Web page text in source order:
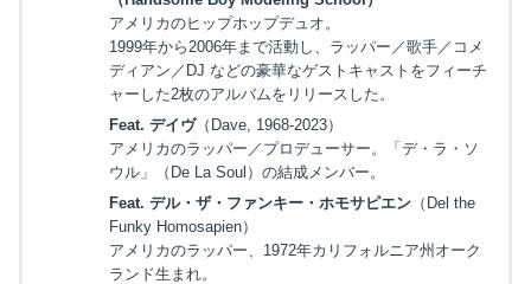
アメリカのヒップホップデュオ。
1999年から2006年まで活動し、ラッパー／歌手／コメ
ディアン／DJ などの豪華なゲストキャストをフィーチ
ャーした2枚のアルバムをリリースした。
Feat. デイヴ（Dave, 1968-2023）
アメリカのラッパー／プロデューサー。「デ・ラ・ソ
ウル」（De La Soul）の結成メンバー。
Feat. デル・ザ・ファンキー・ホモサピエン（Del the
Funky Homosapien）
アメリカのラッパー、1972年カリフォルニア州オーク
ランド生まれ。